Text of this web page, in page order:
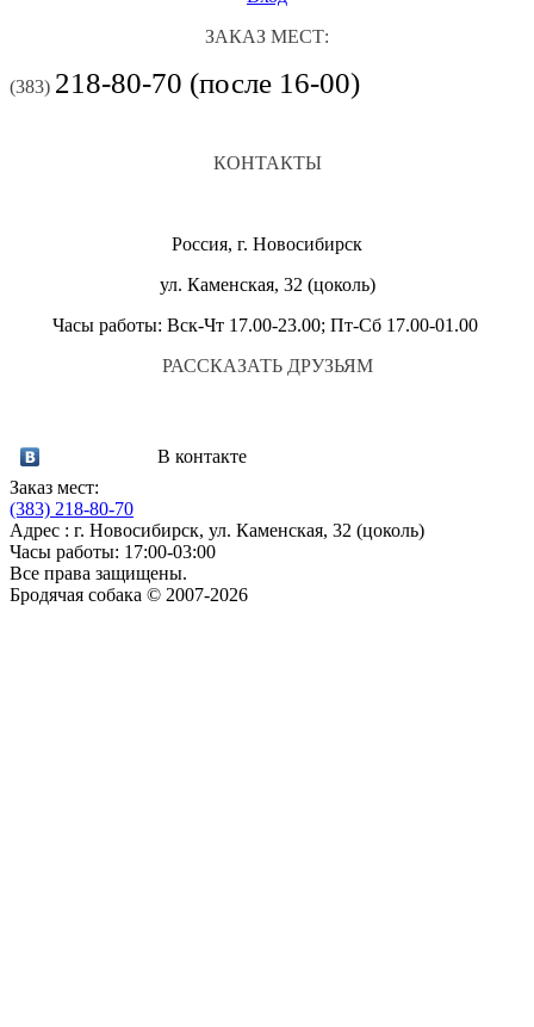
ЗАКАЗ МЕСТ:
(383) 218-80-70 (после 16-00)
КОНТАКТЫ
Россия, г. Новосибирск
ул. Каменская, 32 (цоколь)
Часы работы: Вск-Чт 17.00-23.00; Пт-Сб 17.00-01.00
РАССКАЗАТЬ ДРУЗЬЯМ
В контакте
Заказ мест:
(383) 218-80-70
Адрес : г. Новосибирск, ул. Каменская, 32 (цоколь)
Часы работы: 17:00-03:00
Все права защищены.
Бродячая собака © 2007-2026